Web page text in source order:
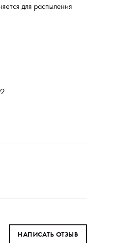
для распыления
НАПИСАТЬ ОТЗЫВ